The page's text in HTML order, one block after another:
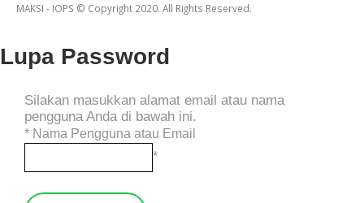
MAKSI - IOPS © Copyright 2020. All Rights Reserved.
Lupa Password
Silakan masukkan alamat email atau nama
pengguna Anda di bawah ini.
* Nama Pengguna atau Email
*